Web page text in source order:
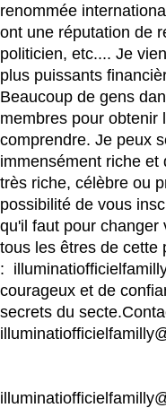
renommée
ont une réputation de
politicien, etc.... Je
plus puissants
Beaucoup de gens
membres pour obtenir
comprendre. Je peux
immensément riche et
très riche, célèbre ou
possibilité de vous
qu'il faut pour changer
tous les êtres de cette
:
courageux et de
secrets du